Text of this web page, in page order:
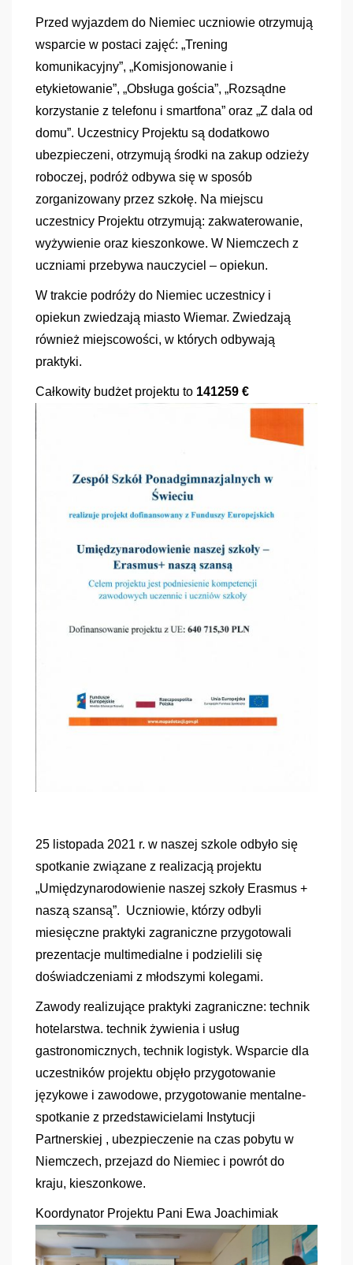
Przed wyjazdem do Niemiec uczniowie otrzymują
wsparcie w postaci zajęć: „Trening
komunikacyjny”, „Komisjonowanie i
etykietowanie”, „Obsługa gościa”, „Rozsądne
korzystanie z telefonu i smartfona” oraz „Z dala od
domu”. Uczestnicy Projektu są dodatkowo
ubezpieczeni, otrzymują środki na zakup odzieży
roboczej, podróż odbywa się w sposób
zorganizowany przez szkołę. Na miejscu
uczestnicy Projektu otrzymują: zakwaterowanie,
wyżywienie oraz kieszonkowe. W Niemczech z
uczniami przebywa nauczyciel – opiekun.
W trakcie podróży do Niemiec uczestnicy i
opiekun zwiedzają miasto Wiemar. Zwiedzają
również miejscowości, w których odbywają
praktyki.
Całkowity budżet projektu to 141259 €
25 listopada 2021 r. w naszej szkole odbyło się
spotkanie związane z realizacją projektu
„Umiędzynarodowienie naszej szkoły Erasmus +
naszą szansą”. Uczniowie, którzy odbyli
miesięczne praktyki zagraniczne przygotowali
prezentacje multimedialne i podzielili się
doświadczeniami z młodszymi kolegami.
Zawody realizujące praktyki zagraniczne: technik
hotelarstwa. technik żywienia i usług
gastronomicznych, technik logistyk. Wsparcie dla
uczestników projektu objęło przygotowanie
językowe i zawodowe, przygotowanie mentalne-
spotkanie z przedstawicielami Instytucji
Partnerskiej , ubezpieczenie na czas pobytu w
Niemczech, przejazd do Niemiec i powrót do
kraju, kieszonkowe.
Koordynator Projektu Pani Ewa Joachimiak